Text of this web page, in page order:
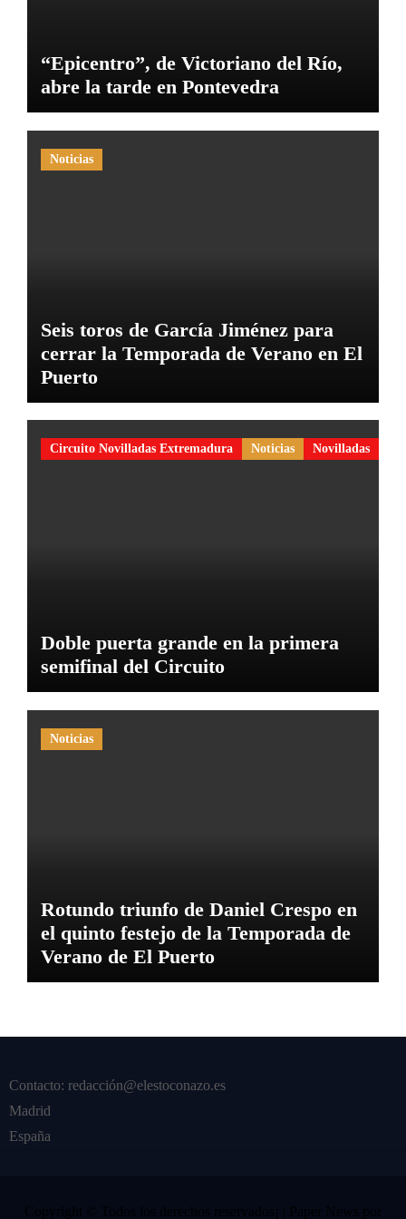
“Epicentro”, de Victoriano del Río,
abre la tarde en Pontevedra
Noticias
Seis toros de García Jiménez para
cerrar la Temporada de Verano en El
Puerto
Circuito Novilladas Extremadura Noticias Novilladas
Doble puerta grande en la primera
semifinal del Circuito
Noticias
Rotundo triunfo de Daniel Crespo en
el quinto festejo de la Temporada de
Verano de El Puerto
Contacto: redacción@elestoconazo.es
Madrid
España